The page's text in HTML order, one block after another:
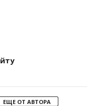
ЕЩЕ ОТ АВТОРА